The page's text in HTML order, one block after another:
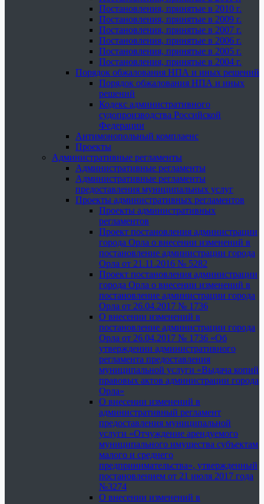
Постановления, принятые в 2010 г.
Постановления, принятые в 2009 г.
Постановления, принятые в 2007 г.
Постановления, принятые в 2006 г.
Постановления, принятые в 2005 г.
Постановления, принятые в 2004 г.
Порядок обжалования НПА и иных решений
Порядок обжалования НПА и иных
решений
Кодекс административного
судопроизводства Российской
Федерации
Антимонопольный комплаенс
Проекты
Административные регламенты
Административные регламенты
Административные регламенты
предоставления муниципальных услуг
Проекты административных регламентов
Проекты административных
регламентов
Проект постановления администрации
города Орла о внесении изменений в
постановление администрации города
Орла от 21.11.2016 № 5282
Проект постановления администрации
города Орла о внесении изменений в
постановление администрации города
Орла от 26.04.2017 № 1736
О внесении изменений в
постановление администрации города
Орла от 26.04.2017 № 1736 «Об
утверждении административного
регламента предоставления
муниципальной услуги «Выдача копий
правовых актов администрации города
Орла»
О внесении изменений в
административный регламент
предоставления муниципальной
услуги «Отчуждение арендуемого
муниципального имущества субъектам
малого и среднего
предпринимательства», утвержденный
постановлением от 21 июля 2017 года
№3274
О внесении изменений в